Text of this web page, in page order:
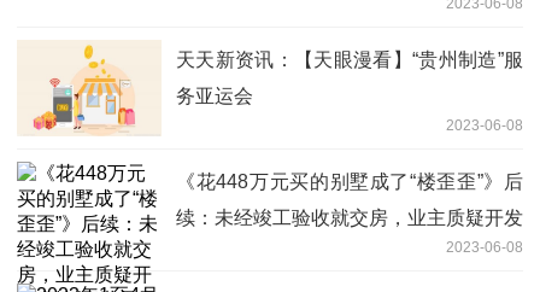
2023-06-08
天天新资讯：【天眼漫看】“贵州制造”服
务亚运会
2023-06-08
《花448万元买的别墅成了“楼歪歪”》后
续：未经竣工验收就交房，业主质疑开发
2023-06-08